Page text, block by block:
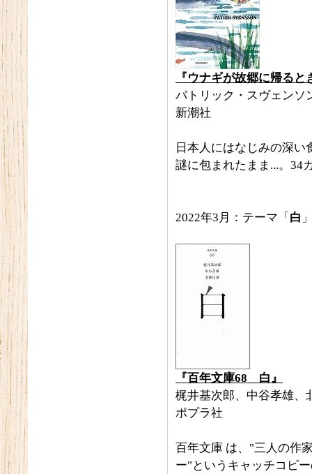
『ウナギが故郷に帰ると
パトリック・スヴェンソ
新潮社
日本人にはなじみの深
謎に包まれたまま...。34
2022年3月：テーマ「 白
『百年文庫68 白』
梶井基次郎、中谷孝雄、
ポプラ社
百年文庫 は、"三人の作
ー"というキャッチコピ